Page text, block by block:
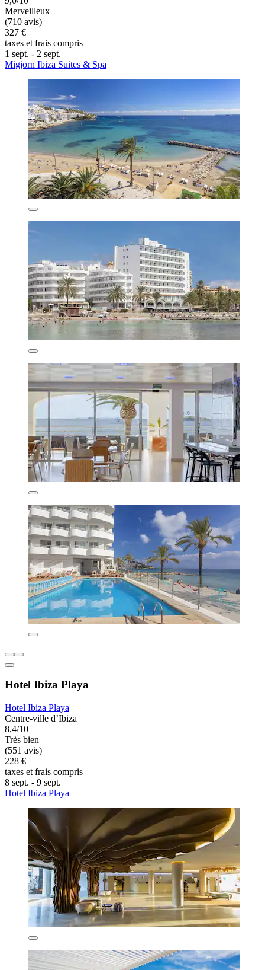
Merveilleux
(710 avis)
327 €
taxes et frais compris
1 sept. - 2 sept.
Migjorn Ibiza Suites & Spa
Hotel Ibiza Playa
Hotel Ibiza Playa
Centre-ville d’Ibiza
8,4/10
Très bien
(551 avis)
228 €
taxes et frais compris
8 sept. - 9 sept.
Hotel Ibiza Playa